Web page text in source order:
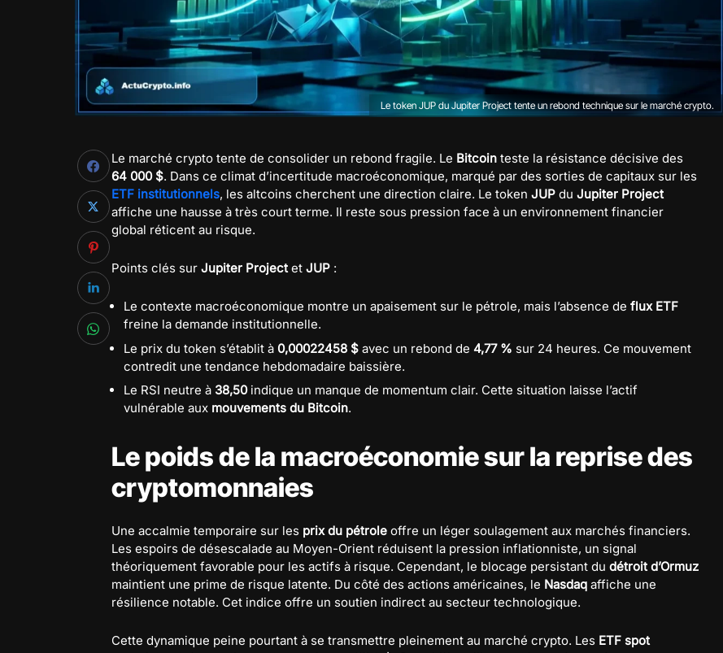
Le token JUP du Jupiter Project tente un rebond technique sur le marché crypto.
Le marché crypto tente de consolider un rebond fragile. Le Bitcoin teste la résistance décisive des
64 000 $. Dans ce climat d’incertitude macroéconomique, marqué par des sorties de capitaux sur les
ETF institutionnels, les altcoins cherchent une direction claire. Le token JUP du Jupiter Project
affiche une hausse à très court terme. Il reste sous pression face à un environnement financier
global réticent au risque.
Points clés sur Jupiter Projectet JUP :
Le contexte macroéconomique montre un apaisement sur le pétrole, mais l’absence de flux ETF
freine la demande institutionnelle.
Le prix du token s’établit à 0,00022458 $ avec un rebond de 4,77 % sur 24 heures. Ce mouvement
contredit une tendance hebdomadaire baissière.
Le RSI neutre à 38,50indique un manque de momentum clair. Cette situation laisse l’actif
vulnérable aux mouvements du Bitcoin.
Le poids de la macroéconomie sur la reprise des
cryptomonnaies
Une accalmie temporaire sur les prix du pétrole offre un léger soulagement aux marchés financiers.
Les espoirs de désescalade au Moyen-Orient réduisent la pression inflationniste, un signal
théoriquement favorable pour les actifs à risque. Cependant, le blocage persistant du détroit d’Ormuz
maintient une prime de risque latente. Du côté des actions américaines, le Nasdaq affiche une
résilience notable. Cet indice offre un soutien indirect au secteur technologique.
Cette dynamique peine pourtant à se transmettre pleinement au marché crypto. Les ETF spot